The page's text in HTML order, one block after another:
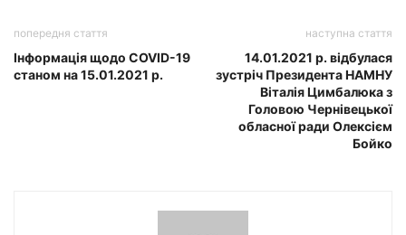
попередня стаття
Інформація щодо COVID-19
станом на 15.01.2021 р.
наступна стаття
14.01.2021 р. відбулася
зустріч Президента НАМНУ
Віталія Цимбалюка з
Головою Чернівецької
обласної ради Олексієм
Бойко